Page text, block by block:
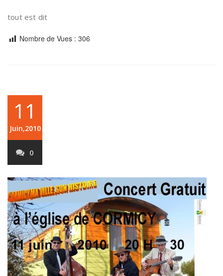
tout est dit
Nombre de Vues : 306
11
Juin,2010
0